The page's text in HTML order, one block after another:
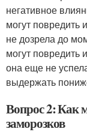
негативное
могут повредить
не дозрела до
могут повредить
она еще не
выдержать
Вопрос 2: Как
заморозков